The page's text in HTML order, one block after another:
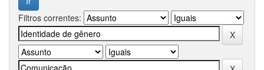
Filtros correntes: